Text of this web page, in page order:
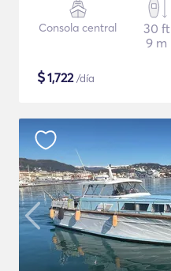
Consola central
30 ft
9 m
$1,722/día